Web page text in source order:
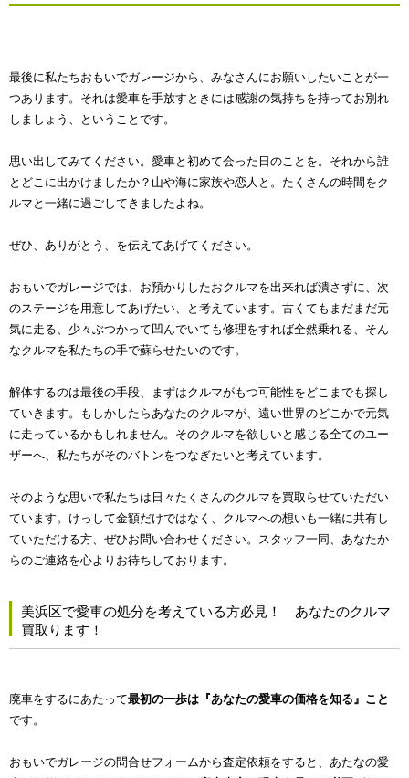
最後に私たちおもいでガレージから、みなさんにお願いしたいことが一
つあります。それは愛車を手放すときには感謝の気持ちを持ってお別れ
しましょう、ということです。
思い出してみてください。愛車と初めて会った日のことを。それから誰
とどこに出かけましたか？山や海に家族や恋人と。たくさんの時間をク
ルマと一緒に過ごしてきましたよね。
ぜひ、ありがとう、を伝えてあげてください。
おもいでガレージでは、お預かりしたおクルマを出来れば潰さずに、次
のステージを用意してあげたい、と考えています。古くてもまだまだ元
気に走る、少々ぶつかって凹んでいても修理をすれば全然乗れる、そん
なクルマを私たちの手で蘇らせたいのです。
解体するのは最後の手段、まずはクルマがもつ可能性をどこまでも探し
ていきます。もしかしたらあなたのクルマが、遠い世界のどこかで元気
に走っているかもしれません。そのクルマを欲しいと感じる全てのユー
ザーへ、私たちがそのバトンをつなぎたいと考えています。
そのような思いで私たちは日々たくさんのクルマを買取らせていただい
ています。けっして金額だけではなく、クルマへの想いも一緒に共有し
ていただける方、ぜひお問い合わせください。スタッフ一同、あなたか
らのご連絡を心よりお待ちしております。
美浜区で愛車の処分を考えている方必見！ あなたのクルマ
買取ります！
廃車をするにあたって最初の一歩は『あなたの愛車の価格を知る』こと
です。
おもいでガレージの問合せフォームから査定依頼をすると、あたなの愛